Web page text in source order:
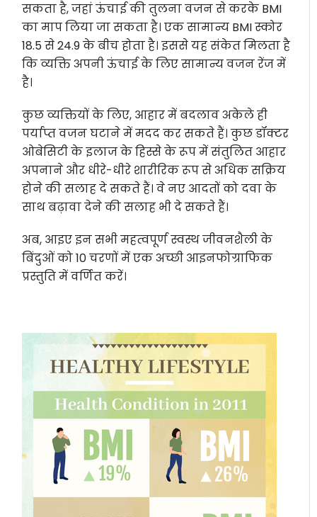
सकता है, जहां ऊंचाई की तुलना वजन से करके BMI
का माप लिया जा सकता है। एक सामान्य BMI स्कोर
18.5 से 24.9 के बीच होता है। इससे यह संकेत मिलता है
कि व्यक्ति अपनी ऊंचाई के लिए सामान्य वजन रेंज में
है।
कुछ व्यक्तियों के लिए, आहार में बदलाव अकेले ही
पर्याप्त वजन घटाने में मदद कर सकते हैं। कुछ डॉक्टर
ओबेसिटी के इलाज के हिस्से के रूप में संतुलित आहार
अपनाने और धीरे-धीरे शारीरिक रूप से अधिक सक्रिय
होने की सलाह दे सकते हैं। वे नए आदतों को दवा के
साथ बढ़ावा देने की सलाह भी दे सकते हैं।
अब, आइए इन सभी महत्वपूर्ण स्वस्थ जीवनशैली के
बिंदुओं को 10 चरणों में एक अच्छी आइनफोग्राफिक
प्रस्तुति में वर्णित करें।